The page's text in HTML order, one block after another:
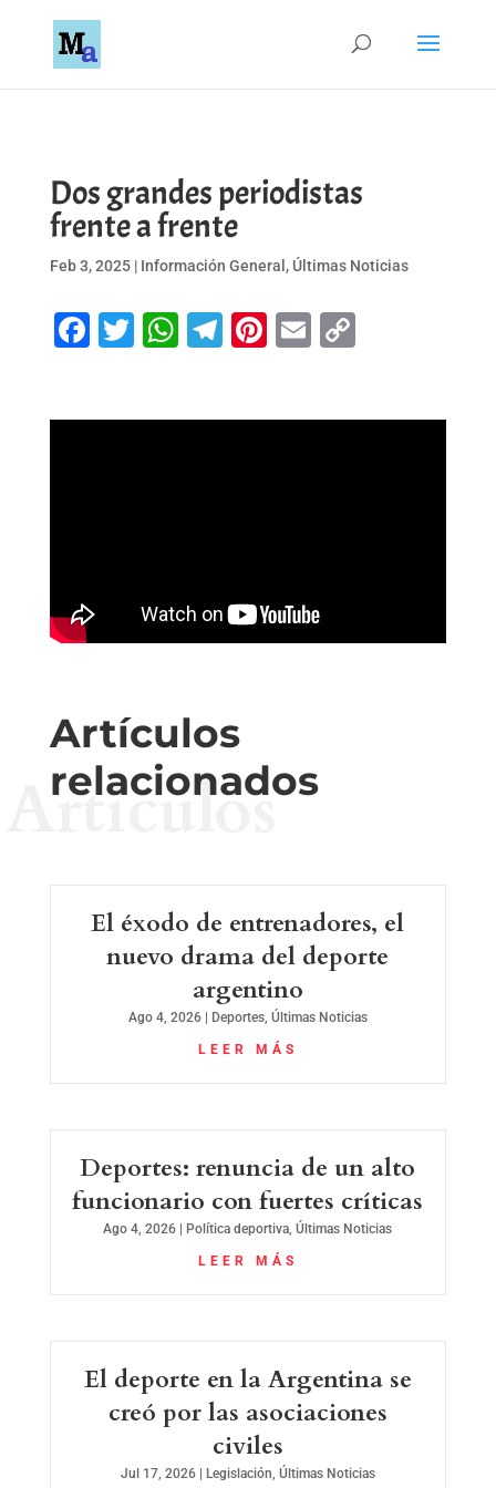
Dos grandes periodistas
frente a frente
Feb 3, 2025| Información General , Últimas Noticias
Facebook
Twitter
WhatsApp
Telegram
Pinterest
EmailCopy
Artículos
relacionados
Artículos
El éxodo de entrenadores, el
nuevo drama del deporte
argentino
Ago 4, 2026| Deportes, Últimas Noticias
LEER MÁS
Deportes: renuncia de un alto
funcionario con fuertes críticas
Ago 4, 2026 Política deportiva,Últimas Noticias
LEER MÁS
El deporte en la Argentina se
creó por las asociaciones
civiles
Jul 17, 2026| Legislación, Últimas Noticias